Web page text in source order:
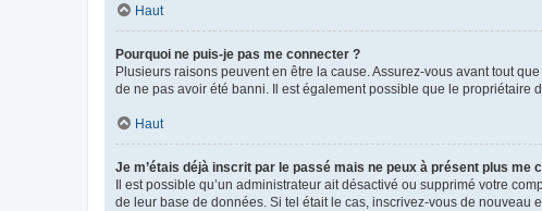
Haut
Pourquoi ne puis-je pas me connecter ?
Plusieurs raisons peuvent en être la cause. Assurez-vous avant tout
de ne pas avoir été banni. Il est également possible que le propriétaire
Haut
Je m’étais déjà inscrit par le passé mais ne peux à présent plus me
Il est possible qu’un administrateur ait désactivé ou supprimé votre
de leur base de données. Si tel était le cas, inscrivez-vous de nouveau